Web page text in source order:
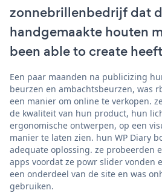
zonnebrillenbedrijf dat
handgemaakte houten
been able to create
Een paar maanden na publicizing
beurzen en ambachtsbeurzen, was
een manier om online te verkopen.
de kwaliteit van hun product, hun
ergonomische ontwerpen, op een
manier te laten zien. hun WP Diary
adequate oplossing. ze probeerden
apps voordat ze powr slider vonden
een onderdeel van de site en was
gebruiken.